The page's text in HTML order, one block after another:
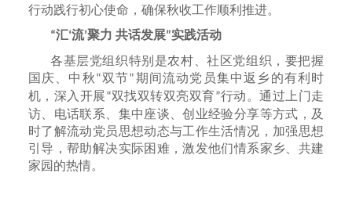
行动践行初心使命，确保秋收工作顺利推进。
“汇‘流’聚力 共话发展”实践活动
各基层党组织特别是农村、社区党组织，要把握
国庆、中秋“双节”期间流动党员集中返乡的有利时
机，深入开展“双找双转双亮双育”行动。通过上门走
访、电话联系、集中座谈、创业经验分享等方式，及
时了解流动党员思想动态与工作生活情况，加强思想
引导，帮助解决实际困难，激发他们情系家乡、共建
家园的热情。